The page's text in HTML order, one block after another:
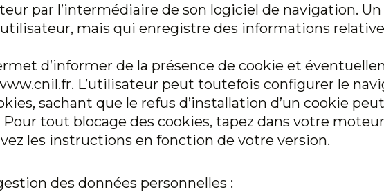
par l’intermédiaire de son logiciel de navigation.
mais qui enregistre des informations
d’informer de la présence de cookie et
L’utilisateur peut toutefois configurer le
sachant que le refus d’installation d’un cookie
Pour tout blocage des cookies, tapez dans votre
les instructions en fonction de votre version.
des données personnelles :